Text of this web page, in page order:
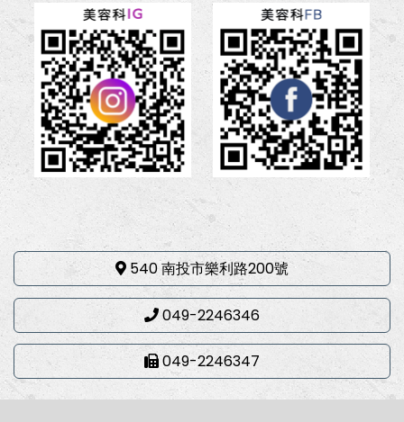
540 南投市樂利路200號
049-2246346
049-2246347